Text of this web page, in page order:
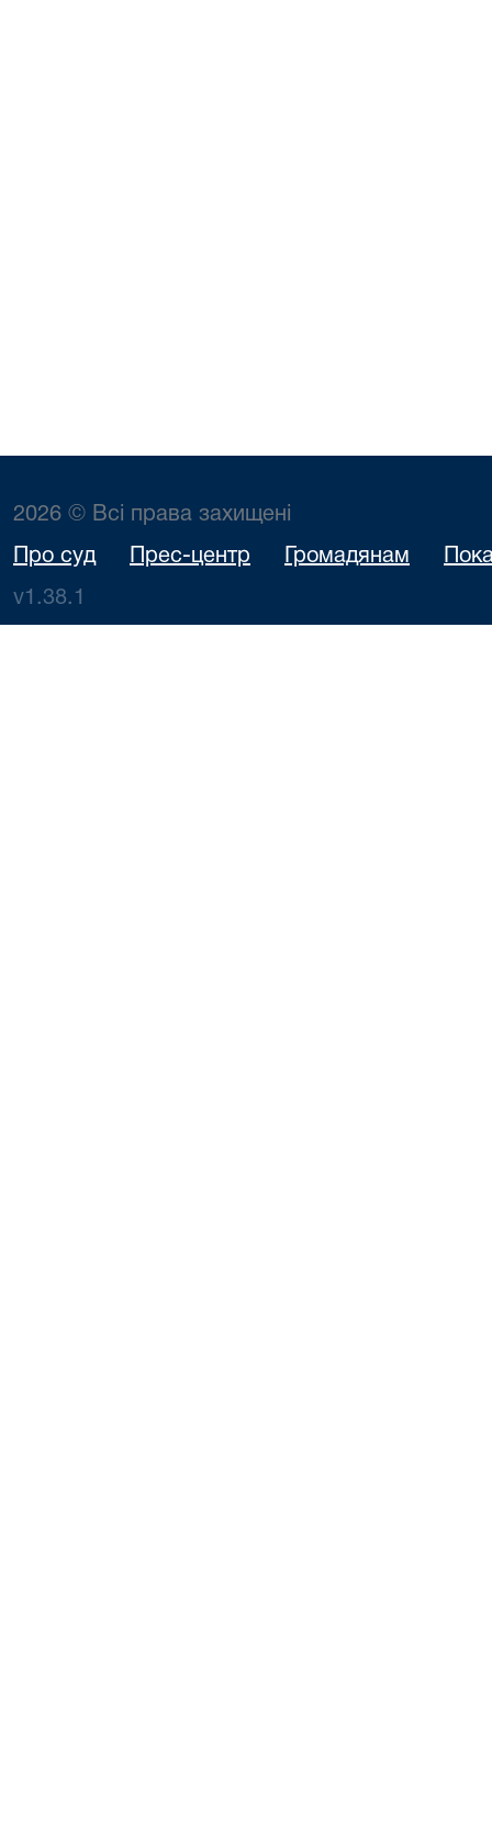
2026 © Всі права захищені
Про суд Прес-центр Громадянам
v1.38.1